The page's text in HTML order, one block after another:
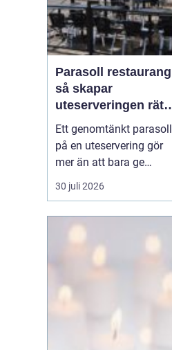
Parasoll restaurang
så skapar
uteserveringen rätt
känsla året runt
Ett genomtänkt parasoll
på en uteservering gör
mer än att bara ge
skugga. Det påverkar hur
länge gästerna stannar,
och om de väljer att
komma tillbaka. När
kraven på komfort,
30 juli 2026